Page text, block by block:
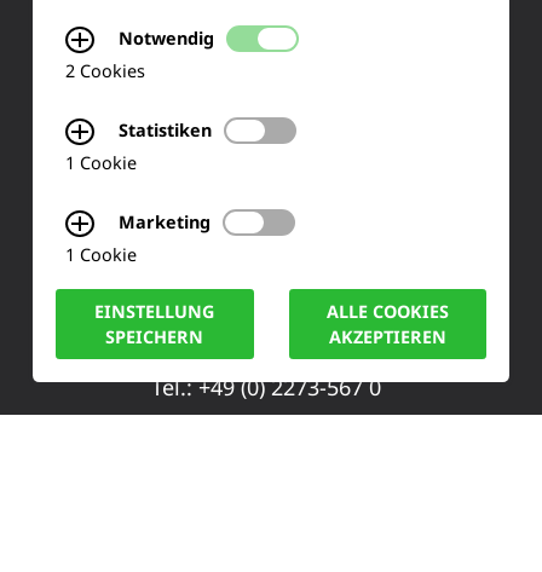
FAQ
KONTAKT
50170 Kerpen
Tel.: +49 (0) 2273-567 0
Notwendig
2 Cookies
Statistiken
1 Cookie
Marketing
1 Cookie
EINSTELLUNG
SPEICHERN
ALLE COOKIES
AKZEPTIEREN